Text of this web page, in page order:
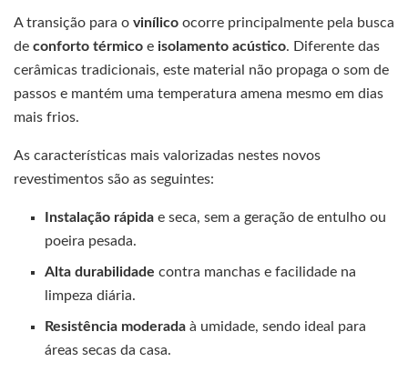
A transição para o vinílico ocorre principalmente pela busca
de conforto térmico e isolamento acústico. Diferente das
cerâmicas tradicionais, este material não propaga o som de
passos e mantém uma temperatura amena mesmo em dias
mais frios.
As características mais valorizadas nestes novos
revestimentos são as seguintes:
Instalação rápida e seca, sem a geração de entulho ou
poeira pesada.
Alta durabilidade contra manchas e facilidade na
limpeza diária.
Resistência moderada à umidade, sendo ideal para
áreas secas da casa.